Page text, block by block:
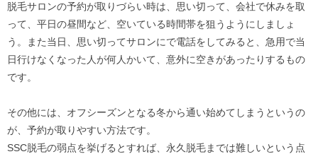
脱毛サロンの予約が取りづらい時は、思い切って、会社で休みを取
って、平日の昼間など、空いている時間帯を狙うようにしましょ
う。また当日、思い切ってサロンにで電話をしてみると、急用で当
日行けなくなった人が何人かいて、意外に空きがあったりするもの
です。
その他には、オフシーズンとなる冬から通い始めてしまうというの
が、予約が取りやすい方法です。
SSC脱毛の弱点を挙げるとすれば、永久脱毛までは難しいという点